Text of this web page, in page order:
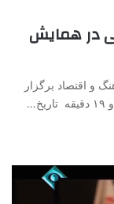
در همایش
و اقتصاد برگزار